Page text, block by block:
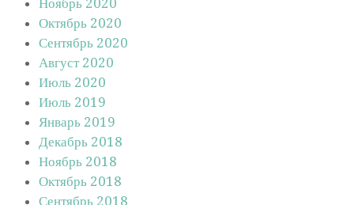
Октябрь 2020
Сентябрь 2020
Август 2020
Июль 2020
Июль 2019
Январь 2019
Декабрь 2018
Ноябрь 2018
Октябрь 2018
Сентябрь 2018